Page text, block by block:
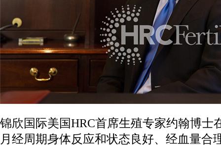
锦欣国际美国HRC首席生殖专家约翰博士
月经周期身体反应和状态良好、经血量合